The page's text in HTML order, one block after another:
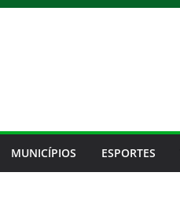
MUNICÍPIOS ESPORTES